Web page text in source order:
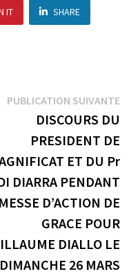
IT SHARE
PUBLICATION SUIVANTE
DISCOURS DU
PRESIDENT DE
ET DU Pr
DIARRA PENDANT
D’ACTION DE
GRACE POUR
DIALLO LE
DIMANCHE 26 MARS